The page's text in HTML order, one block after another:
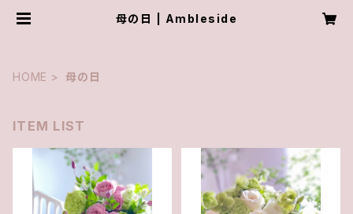
母の日 | Ambleside
HOME 母の日
ITEM LIST